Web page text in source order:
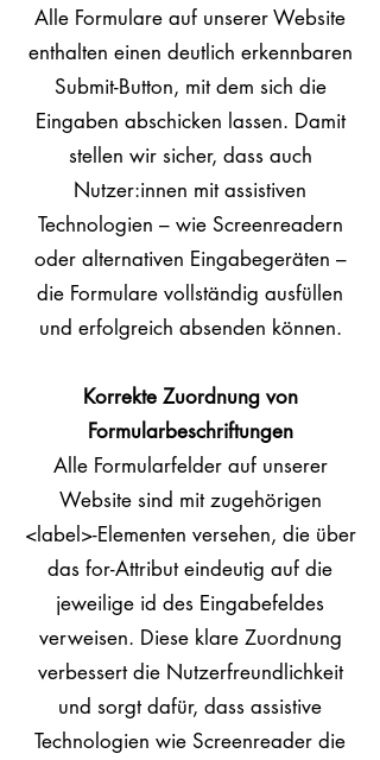
Alle Formulare auf unserer Website
enthalten einen deutlich erkennbaren
Submit-Button, mit dem sich die
Eingaben abschicken lassen. Damit
stellen wir sicher, dass auch
Nutzer:innen mit assistiven
Technologien – wie Screenreadern
oder alternativen Eingabegeräten –
die Formulare vollständig ausfüllen
und erfolgreich absenden können.
Korrekte Zuordnung von
Formularbeschriftungen
Alle Formularfelder auf unserer
Website sind mit zugehörigen
<label>-Elementen versehen, die über
das for-Attribut eindeutig auf die
jeweilige id des Eingabefeldes
verweisen. Diese klare Zuordnung
verbessert die Nutzerfreundlichkeit
und sorgt dafür, dass assistive
Technologien wie Screenreader die